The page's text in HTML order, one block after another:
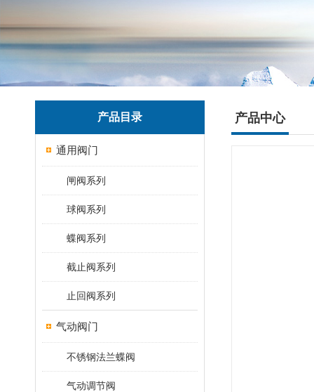
产品目录
通用阀门
闸阀系列
球阀系列
蝶阀系列
截止阀系列
止回阀系列
气动阀门
不锈钢法兰蝶阀
气动调节阀
产品中心